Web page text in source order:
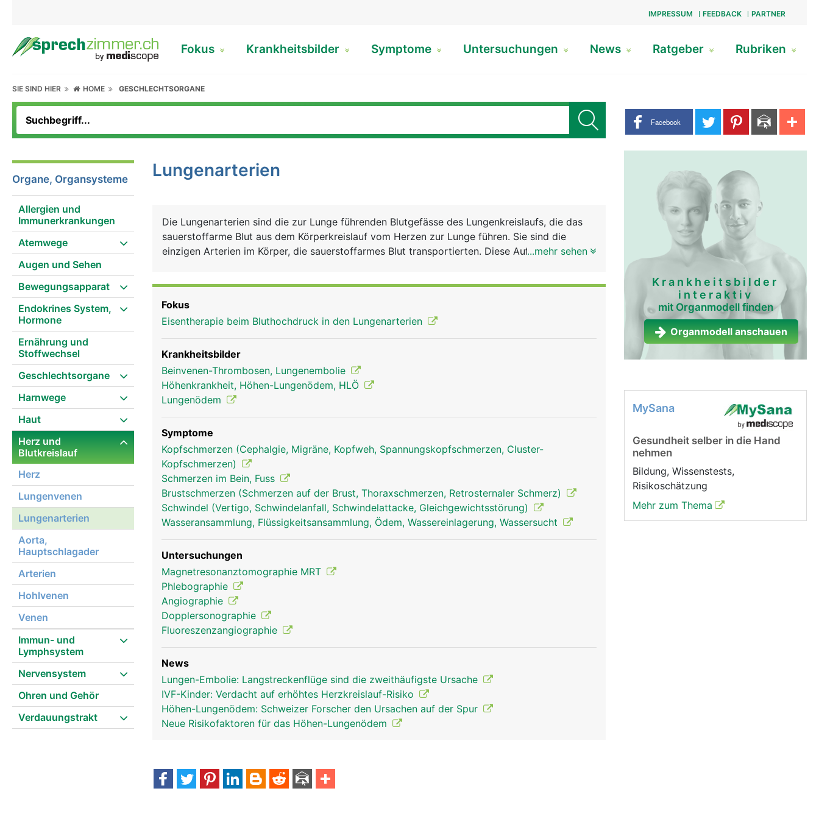
IMPRESSUM FEEDBACK PARTNER
Fokus Krankheitsbilder Symptome Untersuchungen News Ratgeber Rubriken
SIE SIND HIER HOME GESCHLECHTSORGANE
Share buttons
Facebook
Organe, Organsysteme
Allergien und
Immunerkrankungen
Atemwege
Augen und Sehen
Bewegungsapparat
Endokrines System,
Hormone
Ernährung und
Stoffwechsel
Geschlechtsorgane
Harnwege
Haut
Herz und
Blutkreislauf
Herz
Lungenvenen
Lungenarterien
Aorta,
Hauptschlagader
Arterien
Hohlvenen
Venen
Immun- und
Lymphsystem
Nervensystem
Ohren und Gehör
Verdauungstrakt
Lungenarterien
Die Lungenarterien sind die zur Lunge führenden Blutgefässe des Lungenkreislaufs, die das
sauerstoffarme Blut aus dem Körperkreislauf vom Herzen zur Lunge führen. Sie sind die
einzigen Arterien im Körper, die sauerstoffarmes Blut transportierten. Diese Aufgabe haben
lungenvenen mann lungenarterien frau
...mehr sehen
Fokus
Eisentherapie beim Bluthochdruck in den Lungenarterien
Krankheitsbilder
Beinvenen-Thrombosen, Lungenembolie
Höhenkrankheit, Höhen-Lungenödem, HLÖ
Lungenödem
Symptome
Kopfschmerzen (Cephalgie, Migräne, Kopfweh, Spannungskopfschmerzen, Cluster-
Kopfschmerzen)
Schmerzen im Bein, Fuss
Brustschmerzen (Schmerzen auf der Brust, Thoraxschmerzen, Retrosternaler Schmerz)
Schwindel (Vertigo, Schwindelanfall, Schwindelattacke, Gleichgewichtsstörung)
Wasseransammlung, Flüssigkeitsansammlung, Ödem, Wassereinlagerung, Wassersucht
Untersuchungen
Magnetresonanztomographie MRT
Phlebographie
Angiographie
Dopplersonographie
Fluoreszenzangiographie
News
Lungen-Embolie: Langstreckenflüge sind die zweithäufigste Ursache
IVF-Kinder: Verdacht auf erhöhtes Herzkreislauf-Risiko
Höhen-Lungenödem: Schweizer Forscher den Ursachen auf der Spur
Neue Risikofaktoren für das Höhen-Lungenödem
Krankheitsbilder
interaktiv
mit Organmodell finden
Organmodell anschauen
MySana
Gesundheit selber in die Hand
nehmen
Bildung, Wissenstests,
Risikoschätzung
Mehr zum Thema